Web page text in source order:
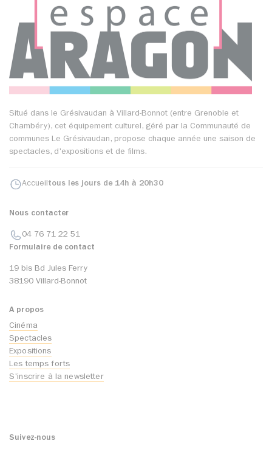
Situé dans le Grésivaudan à Villard-Bonnot (entre Grenoble et
Chambéry), cet équipement culturel, géré par la Communauté de
communes Le Grésivaudan, propose chaque année une saison de
spectacles, d'expositions et de films.
Accueiltous les jours de 14h à 20h30
Nous contacter
04 76 71 22 51
Formulaire de contact
19 bis Bd Jules Ferry
38190 Villard-Bonnot
A propos
Cinéma
Spectacles
Expositions
Les temps forts
S'inscrire à la newsletter
Suivez-nous